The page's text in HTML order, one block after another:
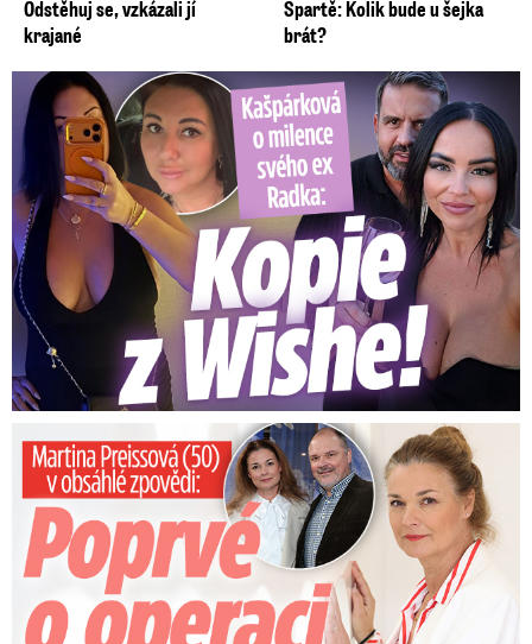
Odstěhuj se, vzkázali jí
krajané
Spartě: Kolik bude u šejka
brát?
Kašpárková o milence svého ex Radka: Kopie z Wishe!
Preissová (50) v obsáhlé zpovědi: Poprvé o operaci manžela